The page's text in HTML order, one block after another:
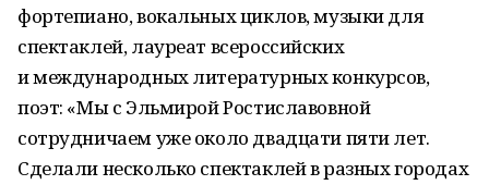
фортепиано, вокальных циклов, музыки для
спектаклей, лауреат всероссийских
и международных литературных конкурсов,
поэт: «Мы с Эльмирой Ростиславовной
сотрудничаем уже около двадцати пяти лет.
Сделали несколько спектаклей в разных городах